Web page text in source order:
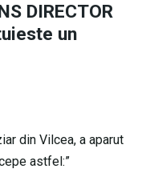
DIRECTOR
un
din Vilcea, a aparut
astfel:”